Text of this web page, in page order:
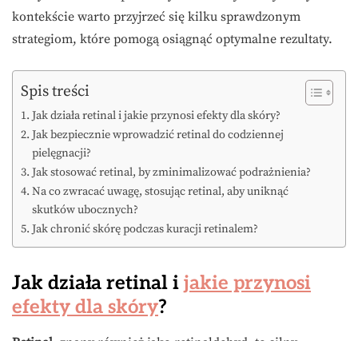
kontekście warto przyjrzeć się kilku sprawdzonym
strategiom, które pomogą osiągnąć optymalne rezultaty.
Spis treści
Jak działa retinal i jakie przynosi efekty dla skóry?
Jak bezpiecznie wprowadzić retinal do codziennej
pielęgnacji?
Jak stosować retinal, by zminimalizować podrażnienia?
Na co zwracać uwagę, stosując retinal, aby uniknąć
skutków ubocznych?
Jak chronić skórę podczas kuracji retinalem?
Jak działa retinal i jakie przynosi
efekty dla skóry?